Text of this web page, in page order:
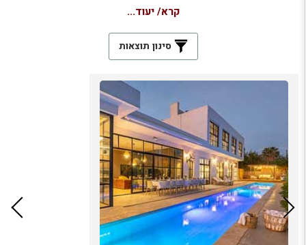
מרחבים פתוחים, תאורה טבעית שממלאת את החללים, בריכות
טעמם של אורחים שמעריכים איכות אמיתית.
במקום שחיבור לים הוא חלק מהנשימה, כל וילה נבנתה מתוך
מחשבה על רוגע:
חללים נוחים לאירוח, פינות ישיבה מוצלות, מרפסות מרווחות,
סוויטות מפוארות —
והכול עטוף באווירה נקייה, אלגנטית ושקטה.
זו חופשה שבה הפרטיות היא יתרון, השקט הוא מותרות, והתחושה
היא של "שגר ושכח": אתה מגיע — והווילה כבר עושה את כל השאר.
באתרבורדובחרנו בקפידה וילות יוקרתיות בקיסריה שמתאימות
לחופשה זוגית, למפגשים משפחתיים, לסופי שבוע ארוכים
קרא/ יעוד...
סינון תוצאות